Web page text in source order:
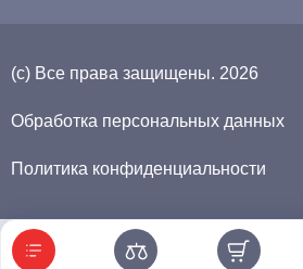
(с) Все права защищены. 2026
Обработка персональных данных
Политика конфиденциальности